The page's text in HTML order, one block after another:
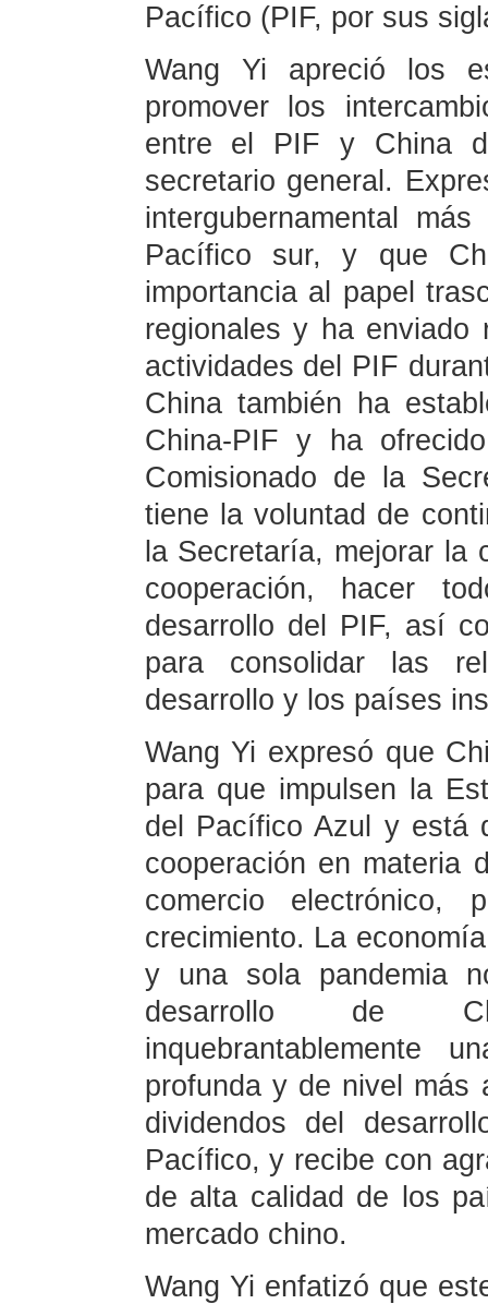
Pacífico (PIF, por sus
Wang Yi apreció los
promover los
entre el PIF y China
secretario general.
intergubernamental
Pacífico sur, y que
importancia al papel
regionales y ha enviado
actividades del PIF
China también ha
China-PIF y ha
Comisionado de la
tiene la voluntad de
la Secretaría, mejorar la
cooperación, hacer
desarrollo del PIF, así
para consolidar las
desarrollo y los países
Wang Yi expresó que
para que impulsen la
del Pacífico Azul y está
cooperación en materia
comercio electrónico,
crecimiento. La
y una sola pandemia
desarrollo de
inquebrantablemente
profunda y de nivel más
dividendos del
Pacífico, y recibe con
de alta calidad de los
mercado chino.
Wang Yi enfatizó que